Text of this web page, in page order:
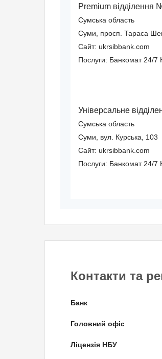
Premium відділення
Сумська область
Суми, просп. Тараса
Сайт: ukrsibbank.com
Послуги: Банкомат 24/7
Універсальне
Сумська область
Суми, вул. Курська, 103
Сайт: ukrsibbank.com
Послуги: Банкомат 24/7
Контакти та
Банк
Головний офіс
Ліцензія НБУ